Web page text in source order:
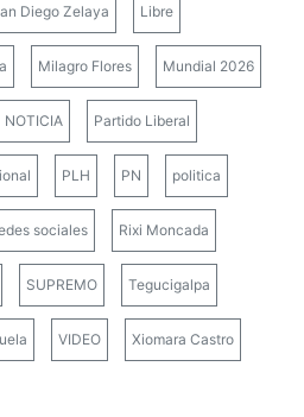
Diego Zelaya Libre
Milagro Flores Mundial 2026
NOTICIA Partido Liberal
PLH PN politica
sociales Rixi Moncada
SUPREMO Tegucigalpa
VIDEO Xiomara Castro